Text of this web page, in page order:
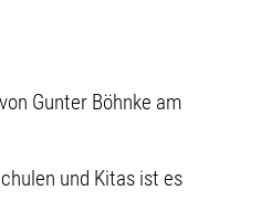
Gunter Böhnke am
und Kitas ist es